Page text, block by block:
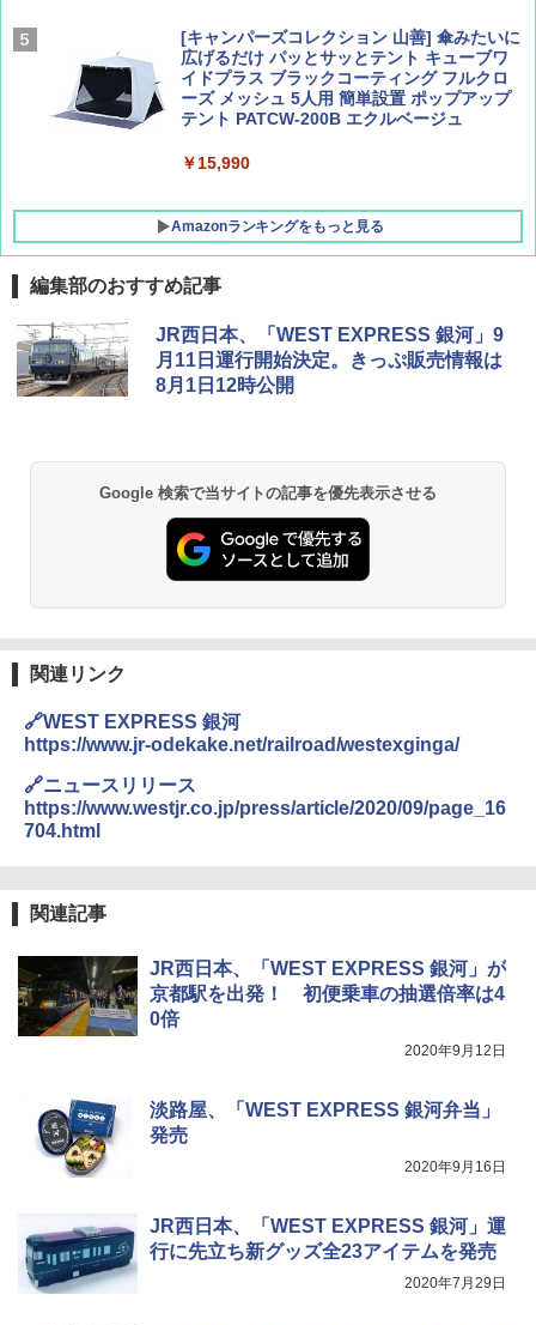
[キャンパーズコレクション 山善] 傘みたいに
広げるだけ パッとサッとテント キューブワ
イドプラス ブラックコーティング フルクロ
ーズ メッシュ 5人用 簡単設置 ポップアップ
テント PATCW-200B エクルベージュ
￥15,990
Amazonランキングをもっと見る
DEWEL パラソル 大型 ビーチ アウトドアパ
ラソル ガーデン サイトシート付 折りたたみ
防水 UVカット 4段階高さ調整 軽量 収納袋付
き
GRANDOOR ステンレス保冷剤 2個セット 2
026リニューアル 急速冷凍 空間倍増 衛生的
コンパクト 保冷力長持ち
￥2,980
秒）射程5～10m 安全ロック搭載 携帯収納袋
付き ヒグマ・イノシシ対策 自治体・教育機
関の購入実績 登山・キャンプ・アウトドア・
送
￥680
着替えテント トイレテント 透けない【換気
コンパクト iimono117 (ブルー)
￥3,180
編集部のおすすめ記事
JR西日本、「WEST EXPRESS 銀河」9
月11日運行開始決定。きっぷ販売情報は
8月1日12時公開
Google 検索で当サイトの記事を優先表示させる
関連リンク
🔗WEST EXPRESS 銀河
https://www.jr-odekake.net/railroad/westexginga/
🔗ニュースリリース
https://www.westjr.co.jp/press/article/2020/09/page_16
704.html
関連記事
JR西日本、「WEST EXPRESS 銀河」が
京都駅を出発！ 初便乗車の抽選倍率は4
0倍
2020年9月12日
淡路屋、「WEST EXPRESS 銀河弁当」
発売
2020年9月16日
JR西日本、「WEST EXPRESS 銀河」運
行に先立ち新グッズ全23アイテムを発売
2020年7月29日